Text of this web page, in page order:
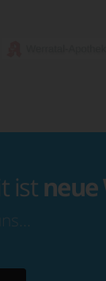
ist neue